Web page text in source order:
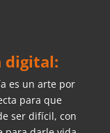
digital:
es un arte por
para que
ser difícil, con